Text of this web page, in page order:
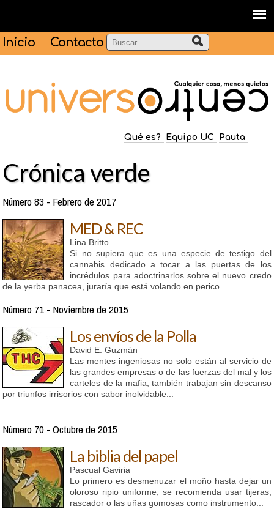
Inicio Contacto
Qué es? Equipo UC Pauta
Crónica verde
Número 83 - Febrero de 2017
MED & REC
Lina Britto
Si no supiera que es una especie de testigo del
cannabis dedicado a tocar a las puertas de los
incrédulos para adoctrinarlos sobre el nuevo credo
de la yerba panacea, juraría que está volando en perico...
Número 71 - Noviembre de 2015
Los envíos de la Polla
David E. Guzmán
Las mentes ingeniosas no solo están al servicio de
las grandes empresas o de las fuerzas del mal y los
carteles de la mafia, también trabajan sin descanso
por triunfos irrisorios con sabor inolvidable...
Número 70 - Octubre de 2015
La biblia del papel
Pascual Gaviria
Lo primero es desmenuzar el moño hasta dejar un
oloroso ripio uniforme; se recomienda usar tijeras,
rascador o las uñas gomosas como instrumento...